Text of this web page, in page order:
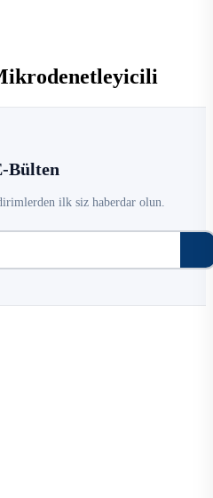
Bülten
ilk siz haberdar olun.